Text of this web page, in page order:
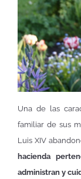
Una de las
familiar de sus
Luis XIV
hacienda
administran y